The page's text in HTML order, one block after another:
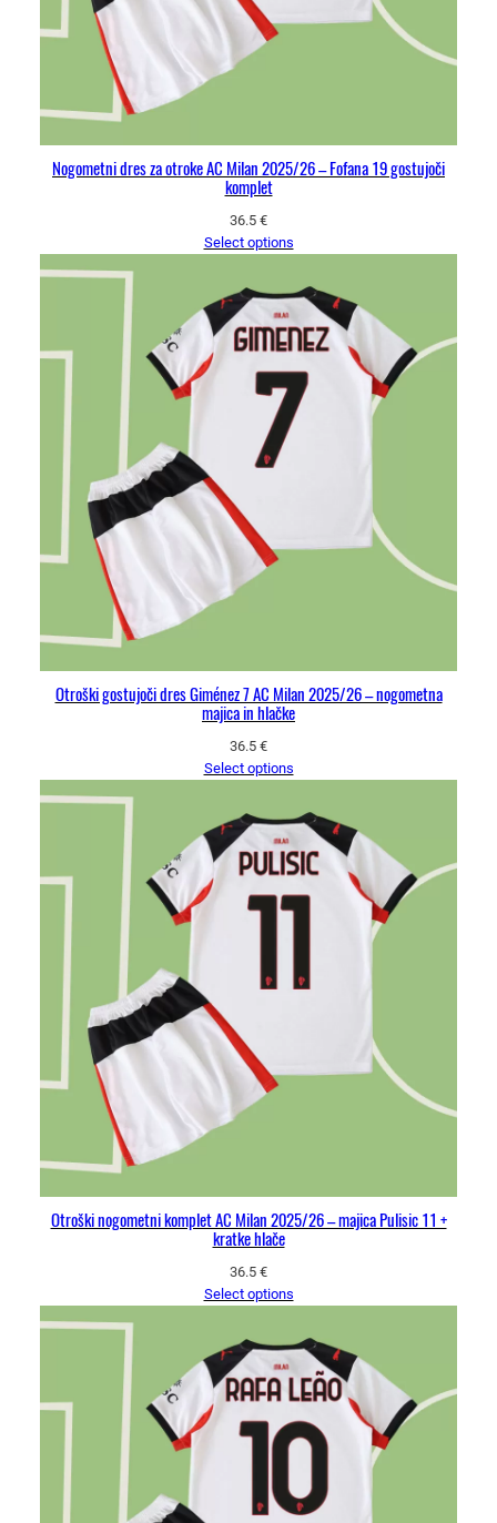
Nogometni dres za otroke AC Milan 2025/26 – Fofana 19 gostujoči
komplet
36.5 €
Select options
Otroški gostujoči dres Giménez 7 AC Milan 2025/26 – nogometna
majica in hlačke
36.5 €
Select options
Otroški nogometni komplet AC Milan 2025/26 – majica Pulisic 11 +
kratke hlače
36.5 €
Select options